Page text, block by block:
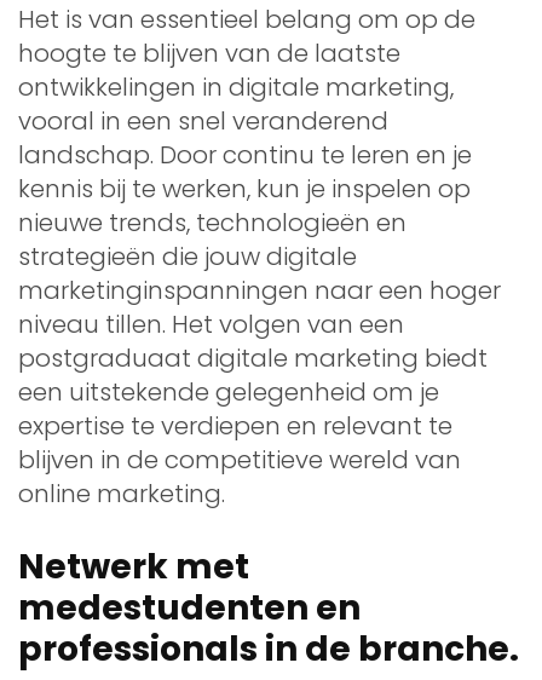
Het is van essentieel belang om op de
hoogte te blijven van de laatste
ontwikkelingen in digitale marketing,
vooral in een snel veranderend
landschap. Door continu te leren en je
kennis bij te werken, kun je inspelen op
nieuwe trends, technologieën en
strategieën die jouw digitale
marketinginspanningen naar een hoger
niveau tillen. Het volgen van een
postgraduaat digitale marketing biedt
een uitstekende gelegenheid om je
expertise te verdiepen en relevant te
blijven in de competitieve wereld van
online marketing.
Netwerk met
medestudenten en
professionals in de branche.